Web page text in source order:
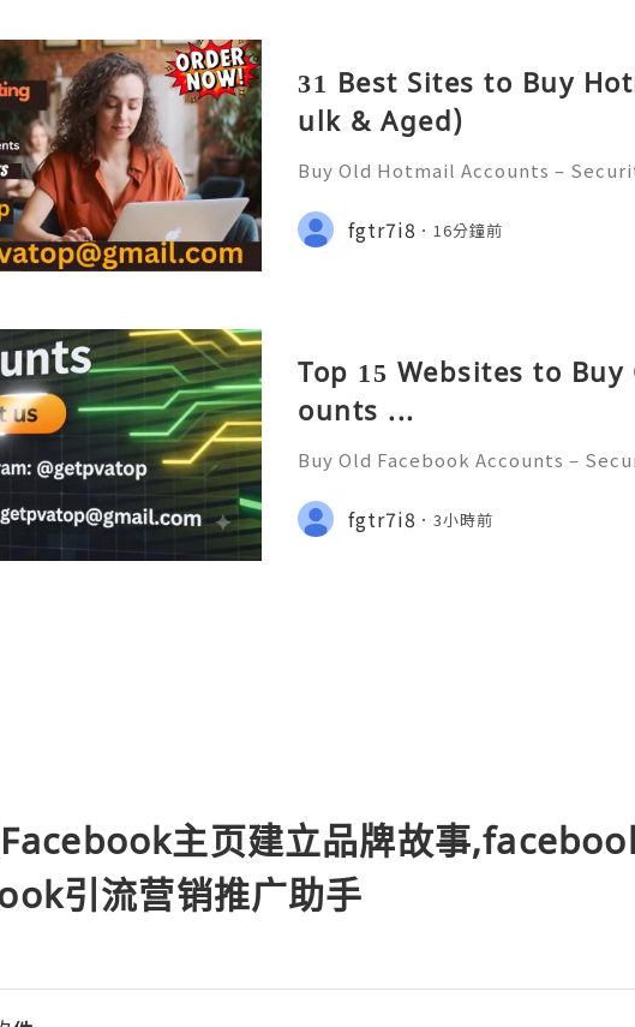
31 Best Sites to Buy
ulk & Aged)
Buy Old Hotmail Accounts –
NT REPLY GUARANTEED ✨🔥⚡️🌐
op ⚡️📢👤🔔 Telegram Username:
fgtr7i8 16分鐘前
Top 15 Websites to
ounts ...
Buy Old Facebook Accounts –
NSTANT REPLY GUARANTEED
tpvatop ⚡️📢👤🔔 Telegram
fgtr7i8 3小時前
主页建立品牌故事
引流营销推广助手